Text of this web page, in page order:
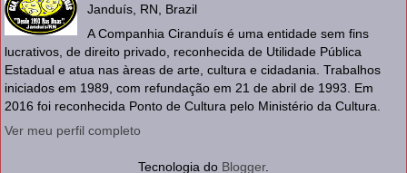
Janduís, RN, Brazil
A Companhia Ciranduís é uma entidade sem fins
lucrativos, de direito privado, reconhecida de Utilidade Pública
Estadual e atua nas àreas de arte, cultura e cidadania. Trabalhos
iniciados em 1989, com refundação em 21 de abril de 1993. Em
2016 foi reconhecida Ponto de Cultura pelo Ministério da Cultura.
Ver meu perfil completo
Tecnologia do Blogger.